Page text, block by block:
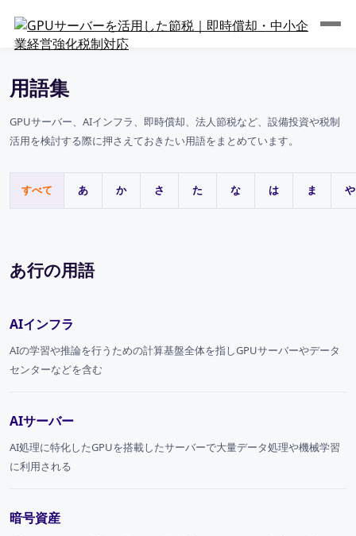
用語集
GPUサーバー、AIインフラ、即時償却、法人節税など、設備投資や税制
活用を検討する際に押さえておきたい用語をまとめています。
すべて あ か さ た な は ま や
あ行の用語
AIインフラ
AIの学習や推論を行うための計算基盤全体を指しGPUサーバーやデータ
センターなどを含む
AIサーバー
AI処理に特化したGPUを搭載したサーバーで大量データ処理や機械学習
に利用される
暗号資産